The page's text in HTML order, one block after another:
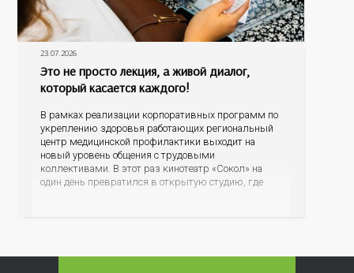
23.07.2026
Это не просто лекция, а живой диалог,
который касается каждого!
В рамках реализации корпоративных программ по
укреплению здоровья работающих региональный
центр медицинской профилактики выходит на
новый уровень общения с трудовыми
коллективами. В этот раз кинотеатр «Сокол» на
один день превратился в открытую студию, где